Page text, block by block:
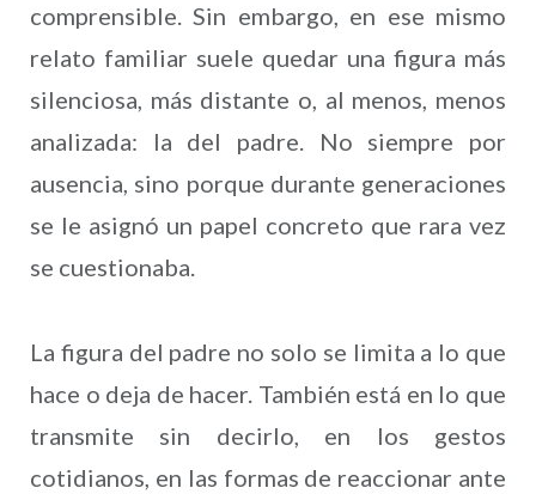
comprensible. Sin embargo, en ese mismo
relato familiar suele quedar una figura más
silenciosa, más distante o, al menos, menos
analizada: la del padre. No siempre por
ausencia, sino porque durante generaciones
se le asignó un papel concreto que rara vez
se cuestionaba.
La figura del padre no solo se limita a lo que
hace o deja de hacer. También está en lo que
transmite sin decirlo, en los gestos
cotidianos, en las formas de reaccionar ante